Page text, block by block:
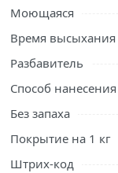
правильный
свяжутся с Вами
или самовывоза.
Краска
7005 5 л 29838
и эластичностью.
Моющаяся
Время
Разбавитель
Способ нанесения
Без запаха
Покрытие на 1 кг
Штрих-код